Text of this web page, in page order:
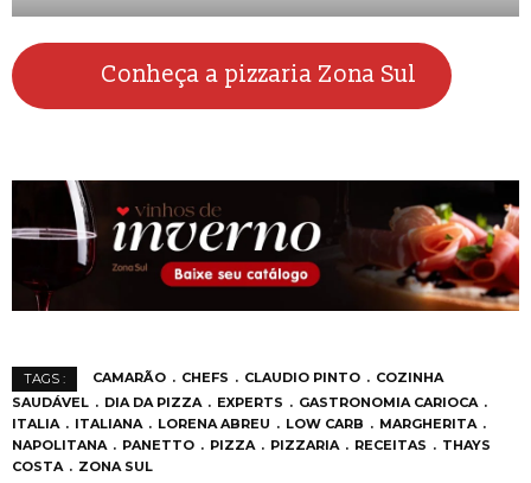
Conheça a pizzaria Zona Sul
TAGS : CAMARÃO CHEFS CLAUDIO PINTO
COZINHA
SAUDÁVEL
DIA DA PIZZA EXPERTS
GASTRONOMIA CARIOCA
ITALIA
ITALIANA LORENA ABREU LOW CARB
MARGHERITA
NAPOLITANA
PANETTO PIZZA PIZZARIA RECEITAS
THAYS
COSTA
ZONA SUL